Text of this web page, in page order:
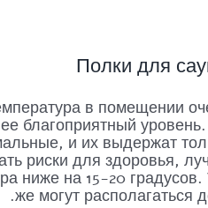
Полки для
в помещении
благоприятный
и их выдержат
риски для здоровья,
ниже на 15-20 градусов.
же могут располагаться